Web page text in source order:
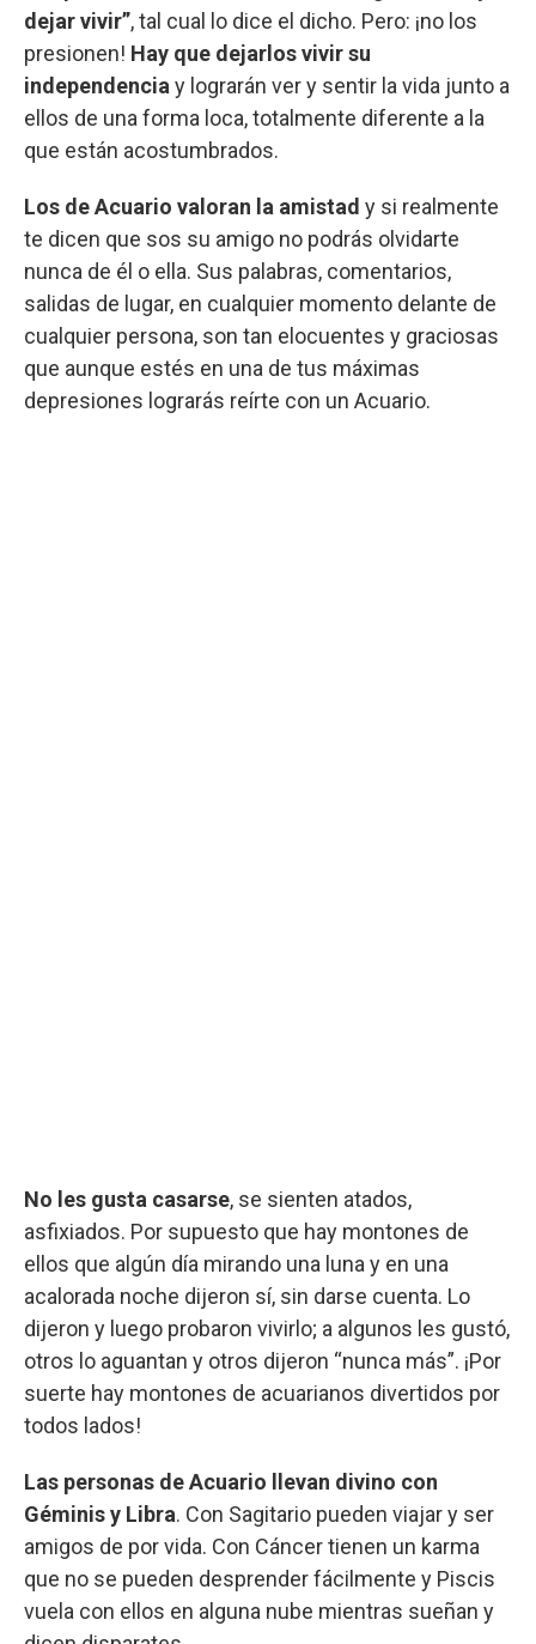
dejar vivir”, tal cual lo dice el dicho. Pero: ¡no los
presionen! Hay que dejarlos vivir su
independencia y lograrán ver y sentir la vida junto a
ellos de una forma loca, totalmente diferente a la
que están acostumbrados.
Los de Acuario valoran la amistad y si realmente
te dicen que sos su amigo no podrás olvidarte
nunca de él o ella. Sus palabras, comentarios,
salidas de lugar, en cualquier momento delante de
cualquier persona, son tan elocuentes y graciosas
que aunque estés en una de tus máximas
depresiones lograrás reírte con un Acuario.
No les gusta casarse, se sienten atados,
asfixiados. Por supuesto que hay montones de
ellos que algún día mirando una luna y en una
acalorada noche dijeron sí, sin darse cuenta. Lo
dijeron y luego probaron vivirlo; a algunos les gustó,
otros lo aguantan y otros dijeron “nunca más”. ¡Por
suerte hay montones de acuarianos divertidos por
todos lados!
Las personas de Acuario llevan divino con
Géminis y Libra. Con Sagitario pueden viajar y ser
amigos de por vida. Con Cáncer tienen un karma
que no se pueden desprender fácilmente y Piscis
vuela con ellos en alguna nube mientras sueñan y